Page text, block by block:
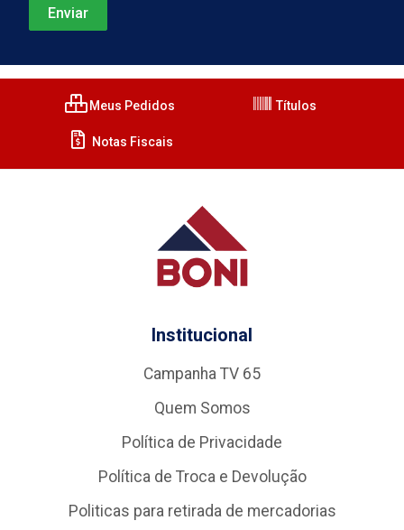
Meus Pedidos Títulos
Notas Fiscais
Institucional
Campanha TV 65
Quem Somos
Política de Privacidade
Política de Troca e Devolução
Politicas para retirada de mercadorias